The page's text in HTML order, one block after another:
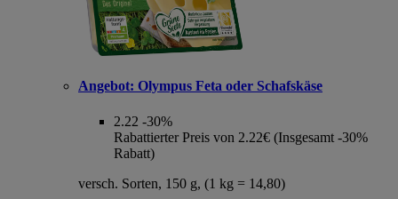
Angebot: Olympus Feta oder Schafskäse
2.22 -30%
Rabattierter Preis von 2.22€ (Insgesamt -30%
Rabatt)
versch. Sorten, 150 g, (1 kg = 14,80)